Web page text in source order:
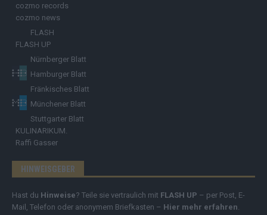
cozmo records
cozmo news
FLASH
FLASH UP
Nürnberger Blatt
Hamburger Blatt
Fränkisches Blatt
Münchener Blatt
Stuttgarter Blatt
KULINARIKUM.
Raffi Gasser
HINWEISGEBER
Hast du Hinweise? Teile sie vertraulich mit FLASH UP – per Post, E-
Mail, Telefon oder anonymem Briefkasten – Hier mehr erfahren.